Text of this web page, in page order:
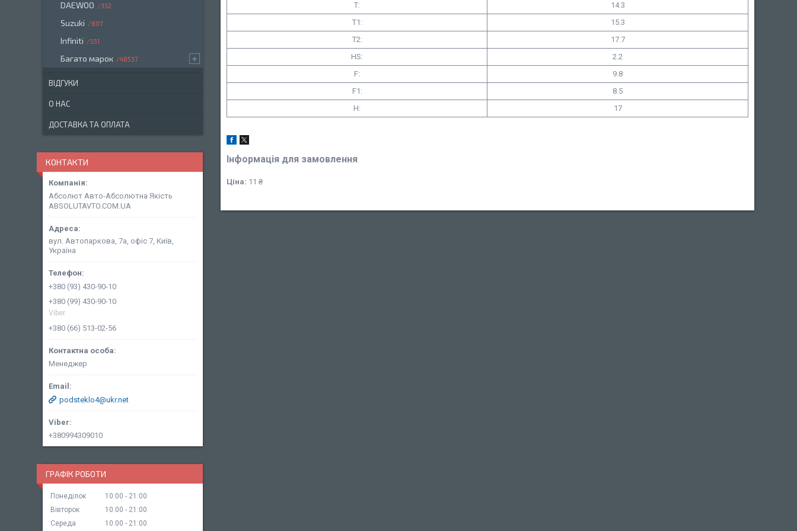
T:
14.3
T1:
15.3
Т2:
17.7
HS:
2.2
F:
9.8
F1:
8.5
H:
17
Інформація для замовлення
Ціна: 11 ₴
DAEWOO 332
Suzuki 807
Infiniti 551
Багато марок 48537
ВІДГУКИ
О НАС
ДОСТАВКА ТА ОПЛАТА
КОНТАКТИ
Абсолют Авто-Абсолютна Якість
ABSOLUTAVTO.COM.UA
вул. Автопаркова, 7а, офіс 7, Київ,
Україна
+380 (93) 430-90-10
+380 (99) 430-90-10
Viber
+380 (66) 513-02-56
Менеджер
podsteklo4@ukr.net
+380994309010
ГРАФІК РОБОТИ
Понеділок 10:00
21:00
Вівторок
10:00
21:00
Середа
10:00 21:00